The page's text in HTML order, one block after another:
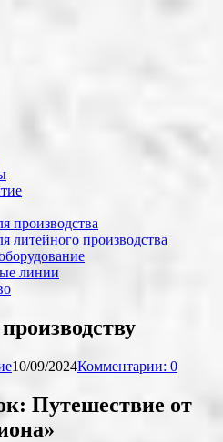
производства
литейного производства
линии
10/09/2024Комментарии: 0
Путешествие от